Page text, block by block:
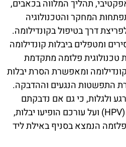
תהליך המלווה בכאבים,
המחקר והטכנולוגיה
דרך בטיפול בקונדילומה.
ומטפלים ביבלות קונדילומה
טכנולוגית פלזמה מתקדמת
ומאפשרת הסרת יבלות
התפשטות הנגעים וההדבקה.
ולגלות, כי גם אם נדבקתם
בווירוס הפפילומה האנושי (HPV) ועל עורכם הופיעו יבלות,
הנמצא בסניף באילת ליד